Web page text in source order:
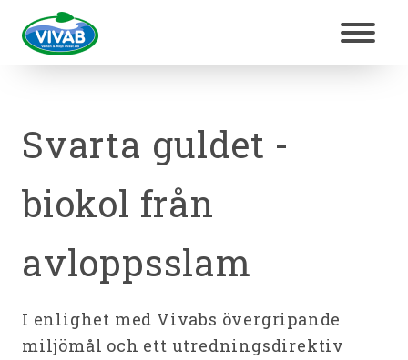
Svarta guldet -
biokol från
avloppsslam
I enlighet med Vivabs övergripande
miljömål och ett utredningsdirektiv